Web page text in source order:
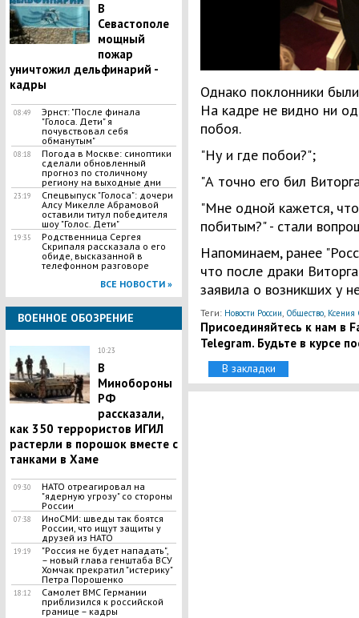
В
Севастополе
мощный
пожар
уничтожил дельфинарий -
кадры
08:49
Эрнст: "После финала
"Голоса. Дети" я
почувствовал себя
обманутым"
08:18
Погода в Москве: синоптики
сделали обновленный
прогноз по столичному
региону на выходные дни
23:19
Спецвыпуск "Голоса": дочери
Алсу Микелле Абрамовой
оставили титул победителя
шоу "Голос. Дети"
19:35
Родственница Сергея
Скрипаля рассказала о его
обиде, высказанной в
телефонном разговоре
ВСЕ НОВОСТИ »
ВОЕННОЕ ОБОЗРЕНИЕ
10:23
В
Минобороны
РФ
рассказали,
как 350 террористов ИГИЛ
растерли в порошок вместе с
танками в Хаме
09:30
НАТО отреагировал на
"ядерную угрозу" со стороны
России
07:38
ИноСМИ: шведы так боятся
России, что ищут защиты у
друзей из НАТО
19:19
"Россия не будет нападать",
– новый глава генштаба ВСУ
Хомчак прекратил "истерику"
Петра Порошенко
18:12
Самолет ВМС Германии
приблизился к российской
границе – кадры
Однако поклонники
На кадре не видно ни
побоя.
"Ну и где побои?";
"А точно его бил
"Мне одной кажется,
побитым?" - стали
Напоминаем, ранее
что после драки
заявила о возникших у
Теги: Новости России, Общество, Ксения
Присоединяйтесь к нам в
Telegram. Будьте в курсе
В закладки